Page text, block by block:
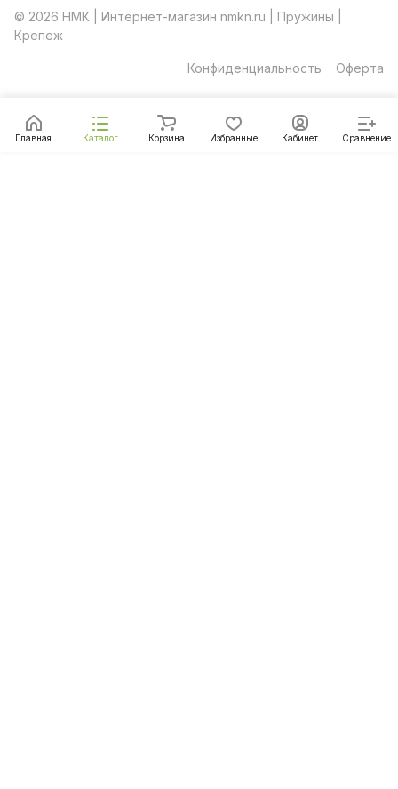
Главная Каталог Корзина Избранные Кабинет Сравнение
© 2026 НМК | Интернет-магазин nmkn.ru | Пружины |
Крепеж
Конфиденциальность Оферта